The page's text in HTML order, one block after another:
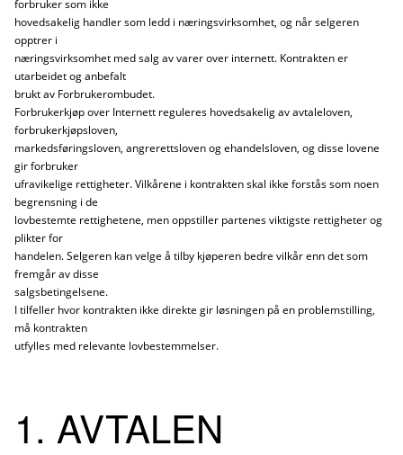
forbruker som ikke
hovedsakelig handler som ledd i næringsvirksomhet, og når selgeren
opptrer i
næringsvirksomhet med salg av varer over internett. Kontrakten er
utarbeidet og anbefalt
brukt av Forbrukerombudet.
Forbrukerkjøp over Internett reguleres hovedsakelig av avtaleloven,
forbrukerkjøpsloven,
markedsføringsloven, angrerettsloven og ehandelsloven, og disse lovene
gir forbruker
ufravikelige rettigheter. Vilkårene i kontrakten skal ikke forstås som noen
begrensning i de
lovbestemte rettighetene, men oppstiller partenes viktigste rettigheter og
plikter for
handelen. Selgeren kan velge å tilby kjøperen bedre vilkår enn det som
fremgår av disse
salgsbetingelsene.
I tilfeller hvor kontrakten ikke direkte gir løsningen på en problemstilling,
må kontrakten
utfylles med relevante lovbestemmelser.
1. AVTALEN